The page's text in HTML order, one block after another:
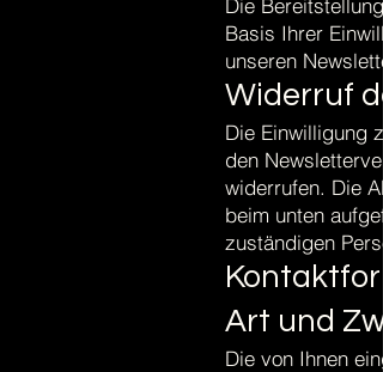
Die
Basis Ihrer
unseren
Widerruf
Die Einwilligung
den
widerrufen. Die
beim unten
zuständigen
Art und
Die von Ihnen